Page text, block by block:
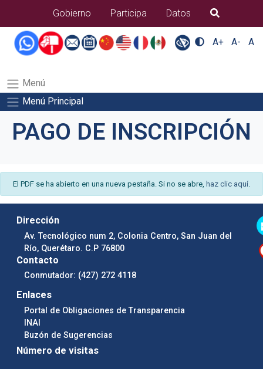
Gobierno Participa Datos B�squeda
A+ A- A
Menú
Menú Principal
PAGO DE INSCRIPCIÓN
El PDF se ha abierto en una nueva pestaña. Si no se abre, haz clic aquí.
Dirección
Av. Tecnológico num 2, Colonia Centro, San Juan del
Río, Querétaro. C.P 76800
Contacto
Conmutador: (427) 272 4118
Enlaces
Portal de Obligaciones de Transparencia
INAI
Buzón de Sugerencias
Número de visitas